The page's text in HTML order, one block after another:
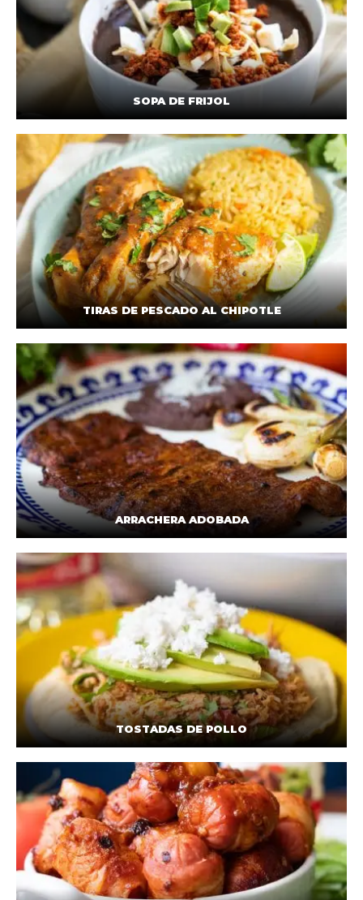
SOPA DE FRIJOL
TIRAS DE PESCADO AL CHIPOTLE
ARRACHERA ADOBADA
TOSTADAS DE POLLO